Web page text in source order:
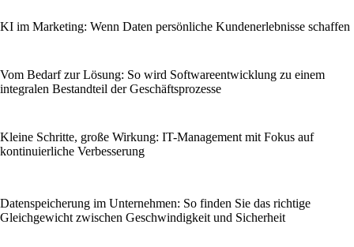
KI im Marketing: Wenn Daten persönliche Kundenerlebnisse schaffen
Vom Bedarf zur Lösung: So wird Softwareentwicklung zu einem
integralen Bestandteil der Geschäftsprozesse
Kleine Schritte, große Wirkung: IT-Management mit Fokus auf
kontinuierliche Verbesserung
Datenspeicherung im Unternehmen: So finden Sie das richtige
Gleichgewicht zwischen Geschwindigkeit und Sicherheit